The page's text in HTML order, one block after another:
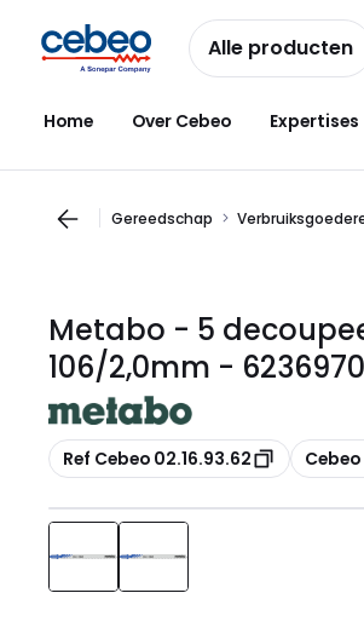
naar
navigatie
naar
inhoud
Alle producten
Home Over Cebeo Expertises
Gereedschap
Metabo - 5
106/2,0mm -
Kopiëren
Ref Cebeo 02.16.93.62 Kopiëren
Cebeo